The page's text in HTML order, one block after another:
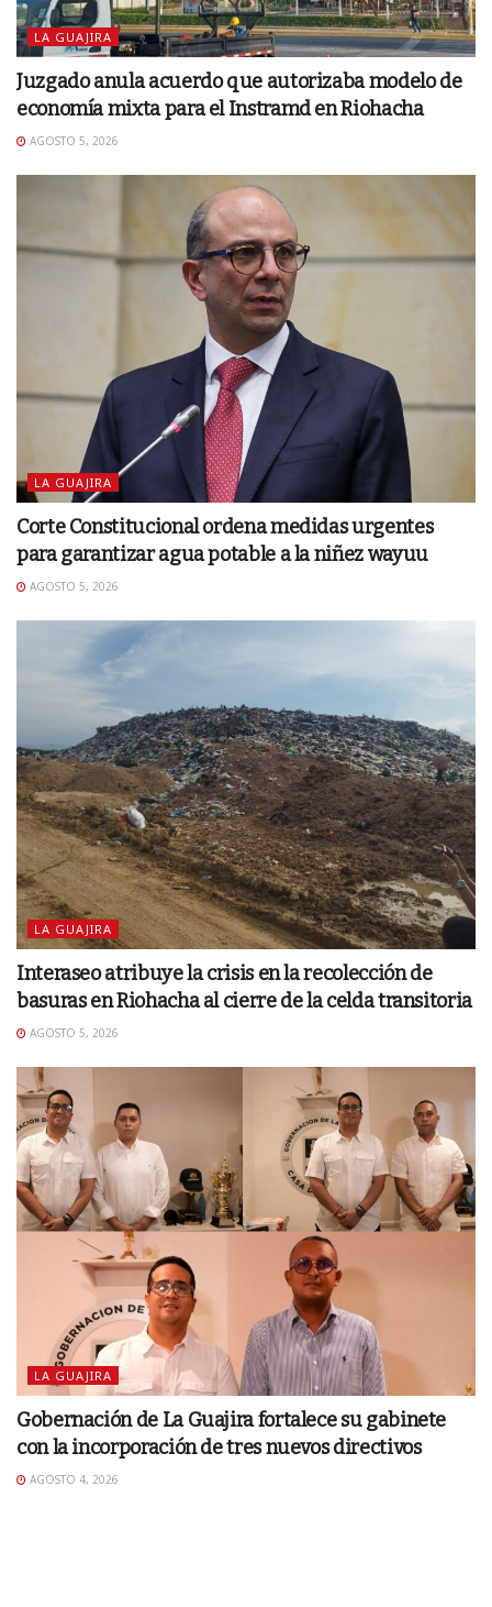
LA GUAJIRA
Juzgado anula acuerdo que autorizaba modelo de
economía mixta para el Instramd en Riohacha
AGOSTO 5, 2026
LA GUAJIRA
Corte Constitucional ordena medidas urgentes
para garantizar agua potable a la niñez wayuu
AGOSTO 5, 2026
LA GUAJIRA
Interaseo atribuye la crisis en la recolección de
basuras en Riohacha al cierre de la celda transitoria
AGOSTO 5, 2026
LA GUAJIRA
Gobernación de La Guajira fortalece su gabinete
con la incorporación de tres nuevos directivos
AGOSTO 4, 2026